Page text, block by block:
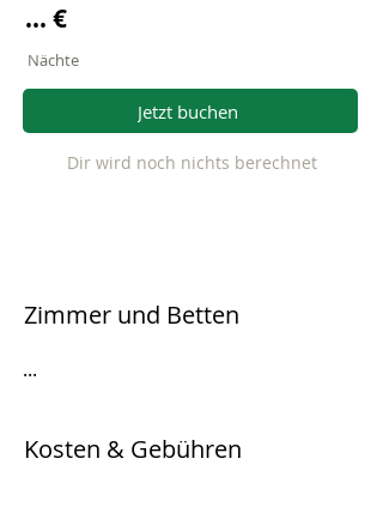
... €
Nächte
Jetzt buchen
Dir wird noch nichts berechnet
Zimmer und Betten
...
Kosten & Gebühren